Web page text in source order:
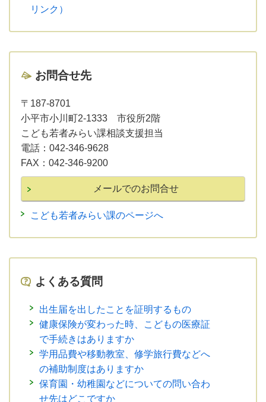
リンク）
お問合せ先
〒187-8701
小平市小川町2-1333 市役所2階
こども若者みらい課相談支援担当
電話： 042-346-9628
FAX： 042-346-9200
こども若者みらい課のページへ
よくある質問
出生届を出したことを証明するもの
健康保険が変わった時、こどもの医療証
で手続きはありますか
学用品費や移動教室、修学旅行費などへ
の補助制度はありますか
保育園・幼稚園などについての問い合わ
せ先はどこですか